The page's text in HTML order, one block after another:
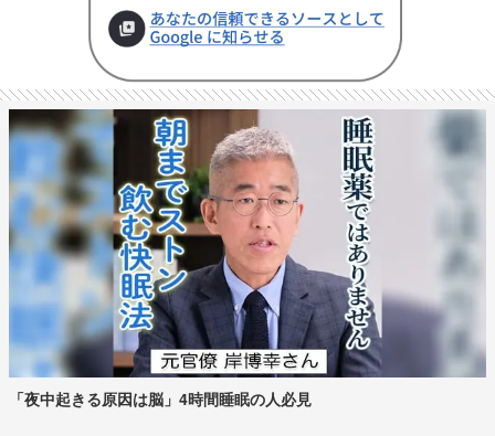
「夜中起きる原因は脳」4時間睡眠の人必見